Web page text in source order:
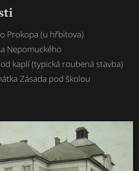
Prokopa (u hřbitova)
Nepomuckého
kaplí (typická roubená stavba)
Zásada pod školou